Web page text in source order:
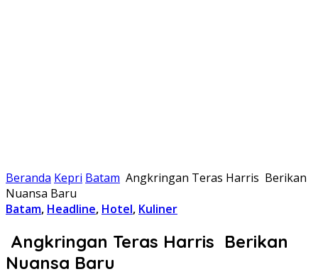
Beranda Kepri Batam Angkringan Teras Harris Berikan
Nuansa Baru
Batam, Headline, Hotel, Kuliner
Angkringan Teras Harris Berikan
Nuansa Baru